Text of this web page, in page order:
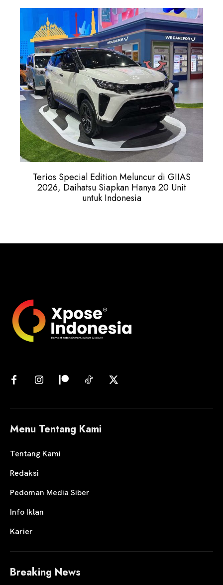
Terios Special Edition Meluncur di GIIAS
2026, Daihatsu Siapkan Hanya 20 Unit
untuk Indonesia
Menu Tentang Kami
Tentang Kami
Redaksi
Pedoman Media Siber
Info Iklan
Karier
Breaking News